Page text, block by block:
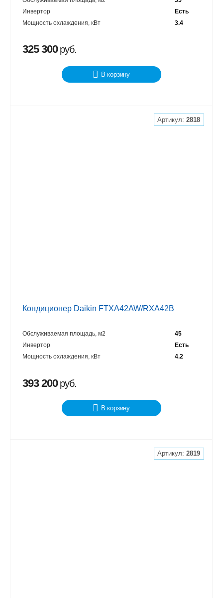
Инвертор
Есть
Мощность охлаждения, кВт
3.4
325 300руб.
В корзину
Артикул:2818
Кондиционер Daikin FTXA42AW/RXA42B
Обслуживаемая площадь, м2
45
Инвертор
Есть
Мощность охлаждения, кВт
4.2
393 200руб.
В корзину
Артикул:2819